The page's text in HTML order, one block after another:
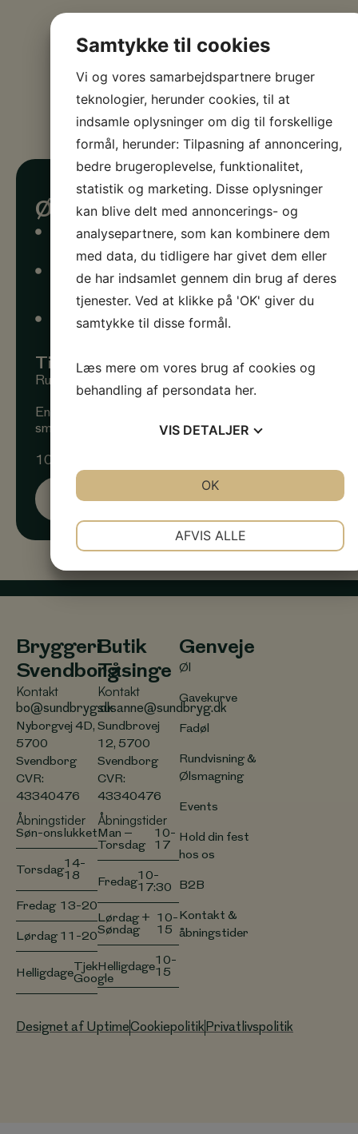
Økonomi
10-40 gæster: 350kr i timen i den til I er hos os.
40-70 gæster 450kr i timen i den tid I er hos
Drikkelse handles i baren. Vi kan lave en samlet
regning.
Tilkøb
Rundvisning og ølsmagning som start på festen?
En halv times rundvisning og ølsmagning med
smagsprøver under vejs på 2 forskellige øl.
100kr pr person
Kontakt os
Bryggeri
Svendborg
Kontakt
bo@sundbryg.dk
Nyborgvej 4D,
5700
Svendborg
CVR:
43340476
Åbningstider
Søn-onslukket
Torsdag14-
18
Fredag 13-20
Lørdag 11-20
Helligdage Tjek
Google
Butik
Tåsinge
Kontakt
susanne@sundbryg.dk
Sundbrovej
12, 5700
Svendborg
CVR:
43340476
Åbningstider
Man –
Torsdag
10-
17
Fredag10-
17:30
Lørdag +
Søndag
10-
15
Helligdage10-
15
Genveje
Øl
Gavekurve
Fadøl
Rundvisning &
Ølsmagning
Events
Hold din fest
hos os
B2B
Kontakt &
åbningstider
Designet af UptimeCookiepolitik Privatlivspolitik
Samtykke til cookies
Vi og vores samarbejdspartnere bruger
teknologier, herunder cookies, til at
indsamle oplysninger om dig til forskellige
formål, herunder: Tilpasning af annoncering,
bedre brugeroplevelse, funktionalitet,
statistik og marketing. Disse oplysninger
kan blive delt med annoncerings- og
analysepartnere, som kan kombinere dem
med data, du tidligere har givet dem eller
de har indsamlet gennem din brug af deres
tjenester. Ved at klikke på 'OK' giver du
samtykke til disse formål.
Læs mere om vores brug af cookies og
behandling af persondata her.
VIS DETALJER
JA NEJ JA NEJ
AFVIS ALLE
OK